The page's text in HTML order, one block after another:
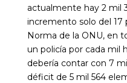
actualmente hay 2 mil
incremento solo del 17
Norma de la ONU, en
un policía por cada mil
debería contar con 7
déficit de 5 mil 564